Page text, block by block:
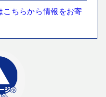
ちらから情報をお寄